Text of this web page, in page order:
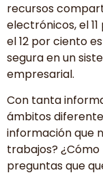
recursos
electrónicos, el
el 12 por ciento
segura en un
empresarial.
Con tanta
ámbitos
información que
trabajos?
preguntas que